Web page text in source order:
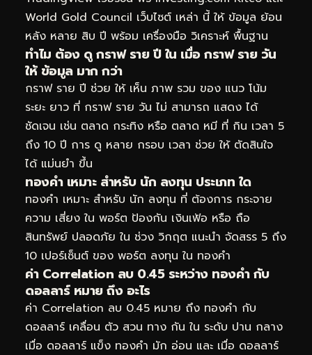
World Gold Council เว็บไซต์ เหล่า นี้ ให้ ข้อมูล ย้อน
หลัง หลาย สิบ ปี พร้อม เครื่องมือ วิเคราะห์ พื้นฐาน
ทำไม ต้อง ดู กราฟ ราย ปี ใน เมื่อ กราฟ ราย วัน
ให้ ข้อมูล มาก กว่า
กราฟ ราย ปี ช่วย ให้ เห็น ภาพ รวม ของ แนว โน้ม
ระยะ ยาว ที่ กราฟ ราย วัน ไม่ สามารถ แสดง ได้
ชัดเจน เช่น ตลาด กระทิง หรือ ตลาด หมี ที่ กิน เวลา 5
ถึง 10 ปี การ ดู หลาย กรอบ เวลา ช่วย ให้ ตัดสินใจ
ได้ แม่นยำ ขึ้น
ทองคำ เหมาะ สำหรับ นัก ลงทุน ประเภท ใด
ทองคำ เหมาะ สำหรับ นัก ลงทุน ที่ ต้องการ กระจาย
ความ เสี่ยง ใน พอร์ต ป้องกัน เงินเฟ้อ หรือ ถือ
สินทรัพย์ ปลอดภัย ใน ช่วง วิกฤต แนะนำ จัดสรร 5 ถึง
10 เปอร์เซ็นต์ ของ พอร์ต ลงทุน ใน ทองคำ
ค่า Correlation ลบ 0.45 ระหว่าง ทองคำ กับ
ดอลลาร์ หมาย ถึง อะไร
ค่า Correlation ลบ 0.45 หมาย ถึง ทองคำ กับ
ดอลลาร์ เคลื่อน ตัว สวน ทาง กัน ใน ระดับ ปาน กลาง
เมื่อ ดอลลาร์ แข็ง ทองคำ มัก อ่อน และ เมื่อ ดอลลาร์